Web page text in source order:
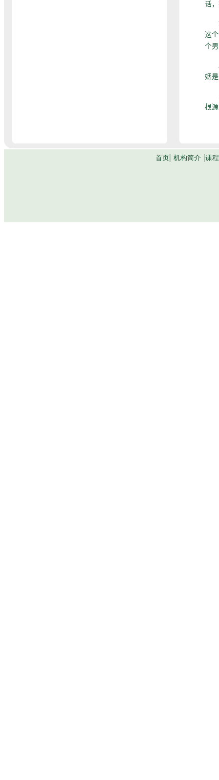
话
如
这
个
姻
根